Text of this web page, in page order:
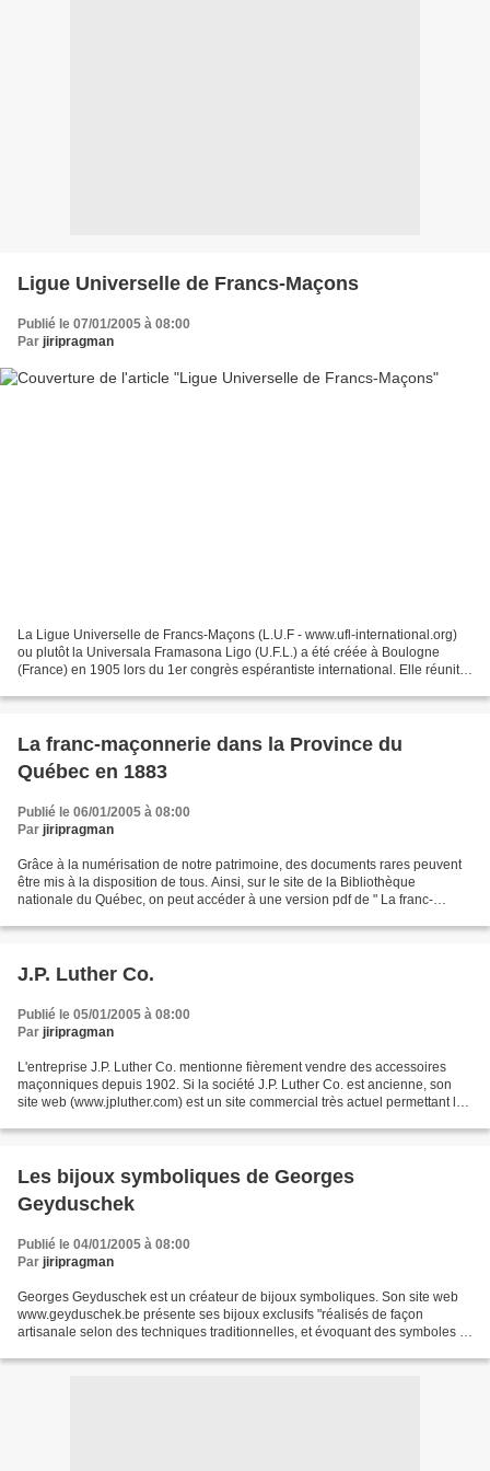
Ligue Universelle de Francs-Maçons
Publié le 07/01/2005 à 08:00
Par jiripragman
La Ligue Universelle de Francs-Maçons (L.U.F - www.ufl-international.org)
ou plutôt la Universala Framasona Ligo (U.F.L.) a été créée à Boulogne
(France) en 1905 lors du 1er congrès espérantiste international. Elle réunit
La franc-maçonnerie dans la Province du
Québec en 1883
Publié le 06/01/2005 à 08:00
Par jiripragman
Grâce à la numérisation de notre patrimoine, des documents rares peuvent
être mis à la disposition de tous. Ainsi, sur le site de la Bibliothèque
nationale du Québec, on peut accéder à une version pdf de " La franc-
J.P. Luther Co.
Publié le 05/01/2005 à 08:00
Par jiripragman
L'entreprise J.P. Luther Co. mentionne fièrement vendre des accessoires
maçonniques depuis 1902. Si la société J.P. Luther Co. est ancienne, son
site web (www.jpluther.com) est un site commercial très actuel permettant le
Les bijoux symboliques de Georges
Geyduschek
Publié le 04/01/2005 à 08:00
Par jiripragman
Georges Geyduschek est un créateur de bijoux symboliques. Son site web
www.geyduschek.be présente ses bijoux exclusifs "réalisés de façon
artisanale selon des techniques traditionnelles, et évoquant des symboles et